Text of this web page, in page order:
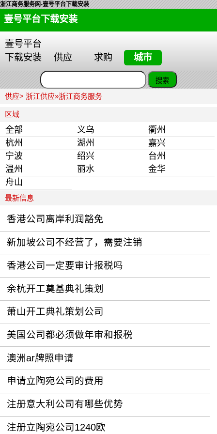
浙江商务服务网-壹号平台下载安装
壹号平台下载安装
壹号平台
下载安装
供应 求购 城市
供应> 浙江供应»浙江商务服务
区域
全部 义乌
衢州
杭州
湖州
嘉兴
宁波
绍兴
台州
温州
丽水
金华
舟山
最新信息
香港公司离岸利润豁免
新加坡公司不经营了，需要注销
香港公司一定要审计报税吗
余杭开工奠基典礼策划
萧山开工典礼策划公司
美国公司都必须做年审和报税
澳洲ar牌照申请
申请立陶宛公司的费用
注册意大利公司有哪些优势
注册立陶宛公司1240欧